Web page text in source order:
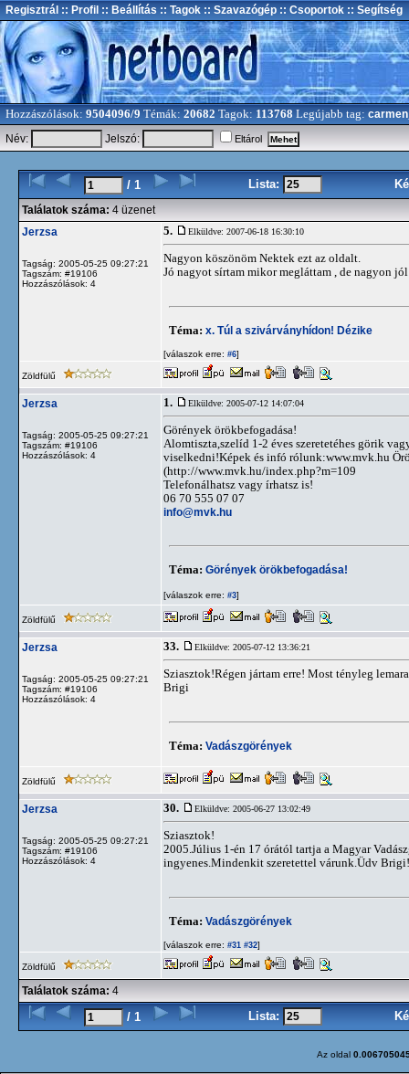
Regisztrál :: Profil :: Beállítás :: Tagok :: Szavazógép :: Csoportok :: Segítség
Hozzászólások: 9504096/9 Témák: 20682 Tagok: 113768 Legújabb tag:
Név:
Jelszó: Eltárol
/ 1 Lista:
Találatok száma: 4 üzenet
Jerzsa
Tagság: 2005-05-25 09:27:21
Tagszám: #19106
Hozzászólások: 4
5. Elküldve: 2007-06-18 16:30:10
Nagyon köszönöm Nektek ezt az oldalt.
Jó nagyot sírtam mikor megláttam , de nagyon jól
Téma: x. Túl a szivárványhídon! Dézike
[válaszok erre: #6]
Zöldfülű
Jerzsa
Tagság: 2005-05-25 09:27:21
Tagszám: #19106
Hozzászólások: 4
1. Elküldve: 2005-07-12 14:07:04
Görények örökbefogadása!
Alomtiszta,szelíd 1-2 éves szeretetéhes görik
viselkedni!Képek és infó rólunk:www.mvk.hu
(http://www.mvk.hu/index.php?m=109
Telefonálhatsz vagy írhatsz is!
06 70 555 07 07
info@mvk.hu
Téma: Görények örökbefogadása!
[válaszok erre: #3]
Zöldfülű
Jerzsa
Tagság: 2005-05-25 09:27:21
Tagszám: #19106
Hozzászólások: 4
33. Elküldve: 2005-07-12 13:36:21
Sziasztok!Régen jártam erre! Most tényleg
Brigi
Téma: Vadászgörények
Zöldfülű
Jerzsa
Tagság: 2005-05-25 09:27:21
Tagszám: #19106
Hozzászólások: 4
30. Elküldve: 2005-06-27 13:02:49
Sziasztok!
2005.Július 1-én 17 órától tartja a Magyar
ingyenes.Mindenkit szeretettel várunk.Üdv Brigi!
Téma: Vadászgörények
[válaszok erre: #31 #32]
Zöldfülű
Találatok száma: 4
/ 1 Lista:
Az oldal